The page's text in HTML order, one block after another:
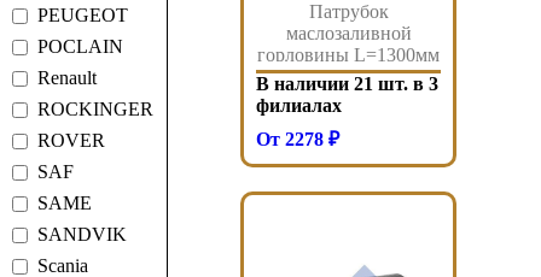
PEUGEOT
POCLAIN
Renault
ROCKINGER
ROVER
SAF
SAME
SANDVIK
Scania
Патрубок
маслозаливной
горловины L=1300мм
MAN 023.101 Sampa
В наличии 21 шт. в 3
филиалах
От 2278 ₽